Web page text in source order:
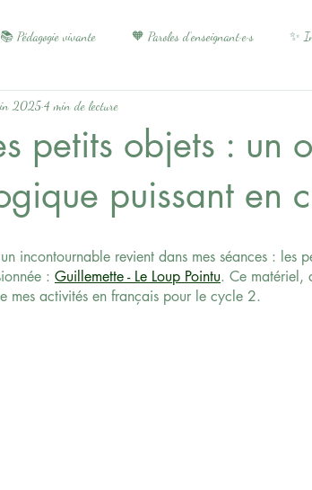
📚 Pédagogie vivante 🧡 Paroles d’enseignant·e·s ✨
petits objets : un
puissant en
20254 min de lecture
incontournable revient dans mes séances : les
: Guillemette - Le Loup Pointu. Ce matériel,
mes activités en français pour le cycle 2.